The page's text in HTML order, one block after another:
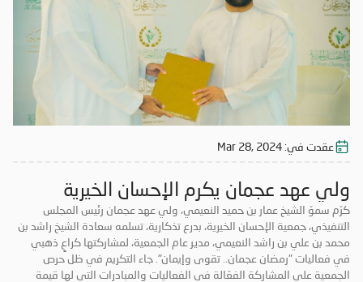
عقدت في: Mar 28, 2024
ولي عهد عجمان يكرم الإحسان الخيرية
كرّم سموّ الشيخ عمار بن حميد النعيمي، ولي عهد عجمان رئيس المجلس
التنفيذي، جمعية الإحسان الخيرية، بدرع تذكارية، تسلمه سعادة الشيخ راشد بن
محمد بن علي بن راشد النعيمي، مدير عام الجمعية، لمشاركتها كراعٍ ذهبي
في فعاليات "رمضان عجمان.. تقوى وإيمان". جاء التكريم في ظل حرص
الجمعية على المشاركة الفعّالة في الفعاليات والمبادرات التي لها قيمة